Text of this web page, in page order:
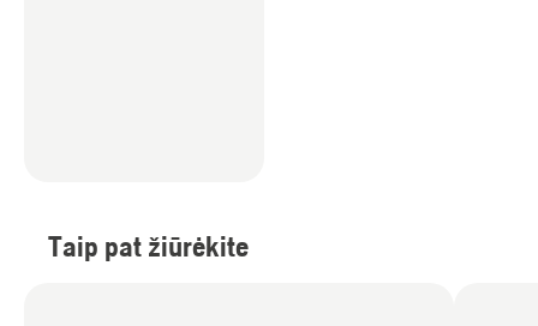
Taip pat žiūrėkite